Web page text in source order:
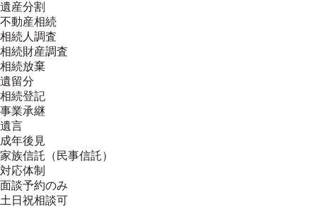
遺産分割
不動産相続
相続人調査
相続財産調査
相続放棄
遺留分
相続登記
事業承継
遺言
成年後見
家族信託（民事信託）
対応体制
面談予約のみ
土日祝相談可